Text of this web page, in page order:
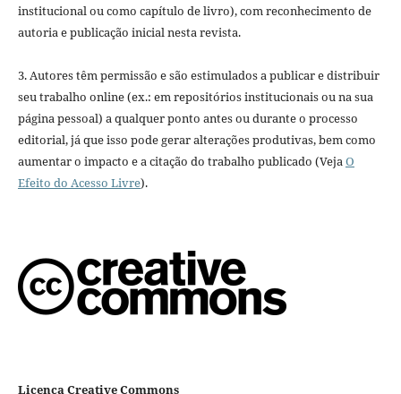
institucional ou como capítulo de livro), com reconhecimento de
autoria e publicação inicial nesta revista.
3. Autores têm permissão e são estimulados a publicar e distribuir
seu trabalho online (ex.: em repositórios institucionais ou na sua
página pessoal) a qualquer ponto antes ou durante o processo
editorial, já que isso pode gerar alterações produtivas, bem como
aumentar o impacto e a citação do trabalho publicado (VejaO
Efeito do Acesso Livre).
Licença Creative Commons